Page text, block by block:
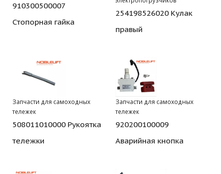
910300500007
Стопорная гайка
254198526020 Кулак
правый
Запчасти для самоходных
тележек
508011010000 Рукоятка
тележки
Запчасти для самоходных
тележек
920200100009
Аварийная кнопка